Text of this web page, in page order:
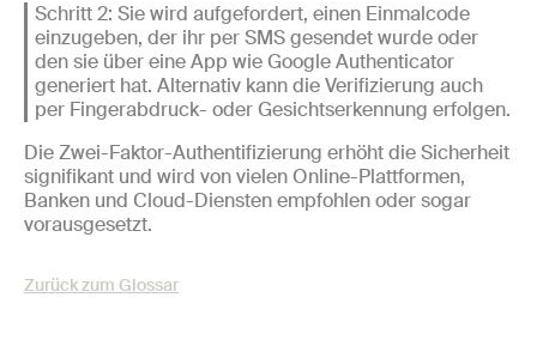
Schritt 2: Sie wird aufgefordert, einen Einmalcode
einzugeben, der ihr per SMS gesendet wurde oder
den sie über eine App wie Google Authenticator
generiert hat. Alternativ kann die Verifizierung auch
per Fingerabdruck- oder Gesichtserkennung erfolgen.
Die Zwei-Faktor-Authentifizierung erhöht die Sicherheit
signifikant und wird von vielen Online-Plattformen,
Banken und Cloud-Diensten empfohlen oder sogar
vorausgesetzt.
Zurück zum Glossar